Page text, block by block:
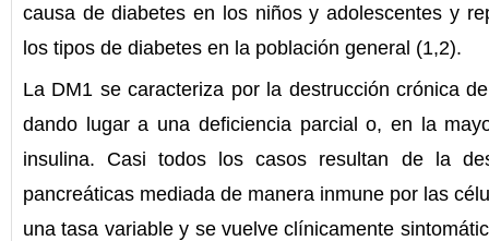
causa de diabetes en los niños y adolescentes y
los tipos de diabetes en la población general (1,2).
La DM1 se caracteriza por la destrucción crónica
dando lugar a una deficiencia parcial o, en la
insulina. Casi todos los casos resultan de la
pancreáticas mediada de manera inmune por las
una tasa variable y se vuelve clínicamente